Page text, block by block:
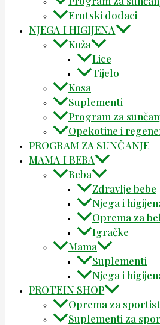
Erotski dodaci
NJEGA I HIGIJENA
Koža
Lice
Tijelo
Kosa
Suplementi
Program za
Opekotine i
PROGRAM ZA SUNČANJE
MAMA I BEBA
Beba
Zdravlje bebe
Njega i
Oprema za
Igračke
Mama
Suplementi
Njega i
PROTEIN SHOP
Oprema za
Suplementi za